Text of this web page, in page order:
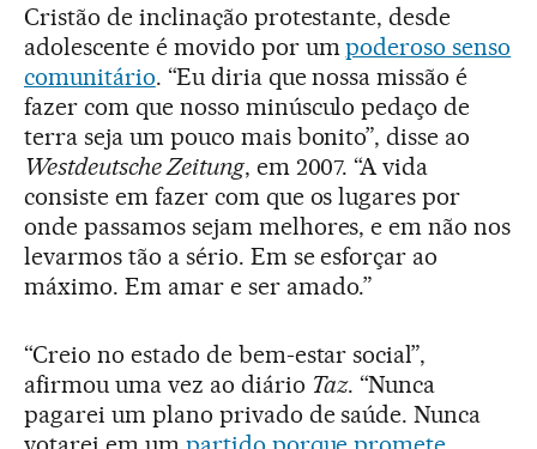
Cristão de inclinação protestante, desde
adolescente é movido por umpoderoso senso
comunitário. “Eu diria que nossa missão é
fazer com que nosso minúsculo pedaço de
terra seja um pouco mais bonito”, disse ao
Westdeutsche Zeitung, em 2007. “A vida
consiste em fazer com que os lugares por
onde passamos sejam melhores, e em não nos
levarmos tão a sério. Em se esforçar ao
máximo. Em amar e ser amado.”
“Creio no estado de bem-estar social”,
afirmou uma vez ao diário Taz. “Nunca
pagarei um plano privado de saúde. Nunca